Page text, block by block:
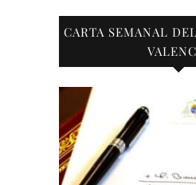
CARTA SEMANAL